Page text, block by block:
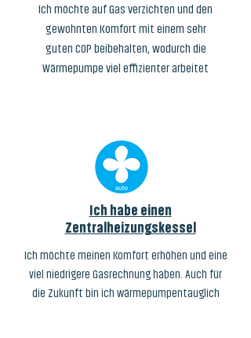
Ich möchte auf Gas verzichten und den
gewohnten Komfort mit einem sehr
guten COP beibehalten, wodurch die
Wärmepumpe viel effizienter arbeitet
Ich habe einen
Zentralheizungskessel
Ich möchte meinen Komfort erhöhen und eine
viel niedrigere Gasrechnung haben. Auch für
die Zukunft bin ich wärmepumpentauglich